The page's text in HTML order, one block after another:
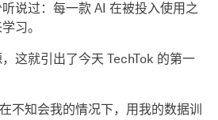
说过：每一款 AI 在被投入使用之
习。
这就引出了今天 TechTok 的第一
不知会我的情况下，用我的数据训